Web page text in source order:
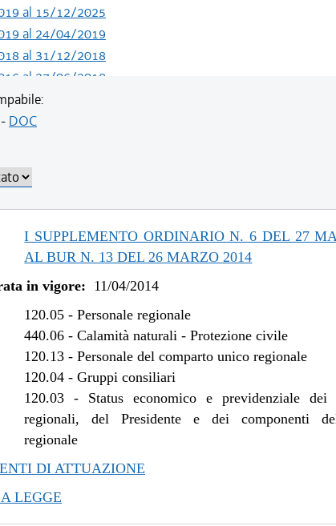
al 15/12/2025
al 24/04/2019
al 31/12/2018
al 27/06/2018
al 14/12/2016
al 12/01/2016
al 18/02/2015
al 07/08/2014
- DOC
I SUPPLEMENTO ORDINARIO N. 6 DEL 27
AL BUR N. 13 DEL 26 MARZO 2014
in vigore: 11/04/2014
120.05 -Personale regionale
440.06 -Calamità naturali - Protezione civile
120.13 -Personale del comparto unico regionale
120.04 -Gruppi consiliari
120.03 - Status economico e previdenziale dei
regionali, del Presidente e dei componenti
regionale
DI ATTUAZIONE
LEGGE